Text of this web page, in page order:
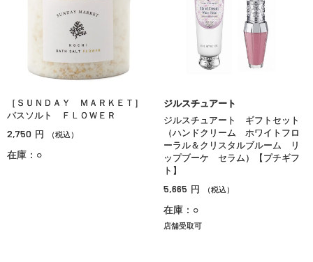
［ＳＵＮＤＡＹ ＭＡＲＫＥＴ］
バスソルト ＦＬＯＷＥＲ
2,750 円 （税込）
在庫：○
ジルスチュアート
ジルスチュアート ギフトセット
（ハンドクリーム ホワイトフロ
ーラル＆クリスタルブルーム リ
ップブーケ セラム）【プチギフ
ト】
5,665 円 （税込）
在庫：○
店舗受取可